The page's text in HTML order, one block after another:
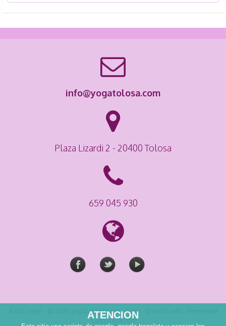
info@yogatolosa.com
Plaza Lizardi 2 - 20400 Tolosa
659 045 930
- © 2026 yogatolosa.com -Login
Comunicacion
ATENCION